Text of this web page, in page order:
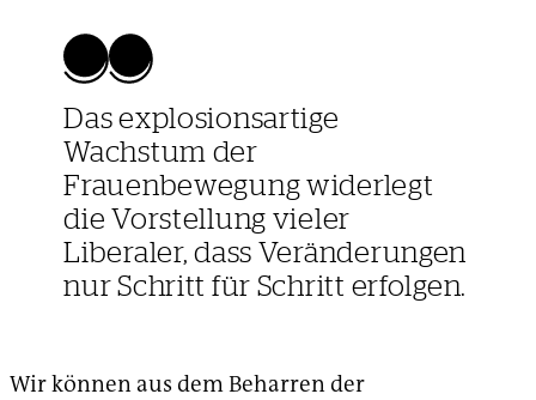
Das explosionsartige
Wachstum der
Frauenbewegung widerlegt
die Vorstellung vieler
Liberaler, dass Veränderungen
nur Schritt für Schritt erfolgen.
Wir können aus dem Beharren der